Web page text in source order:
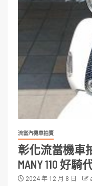
流當汽機車拍賣
彰化流當機車
MANY 110 好
2024 年 12 月 8 日